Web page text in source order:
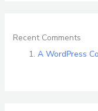
Recent Comments
A WordPress